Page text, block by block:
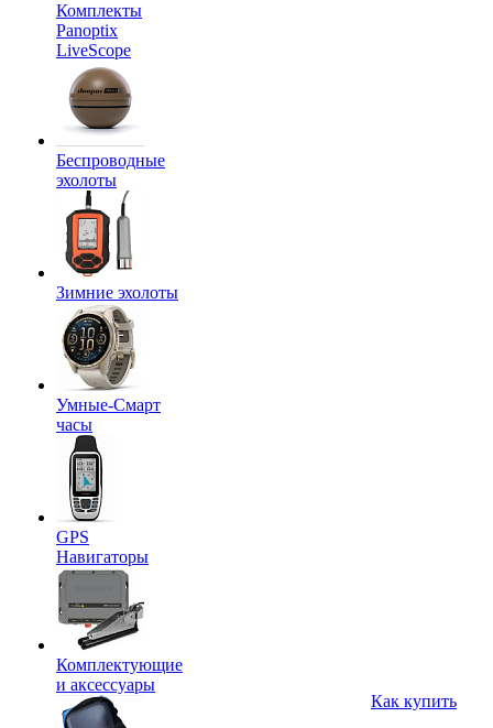
Комплекты
Panoptix
LiveScope
Беспроводные
эхолоты
Зимние эхолоты
Умные-Смарт
часы
GPS
Навигаторы
Комплектующие
и аксессуары
Как купить